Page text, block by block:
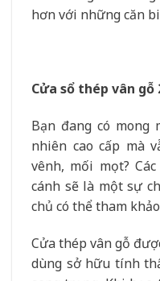
hơn với những căn
Cửa sổ thép vân gỗ
Bạn đang có
nhiên cao cấp mà
vênh, mối mọt?
cánh sẽ là một sự
chủ có thể tham
Cửa thép vân gỗ
dùng sở hữu tính